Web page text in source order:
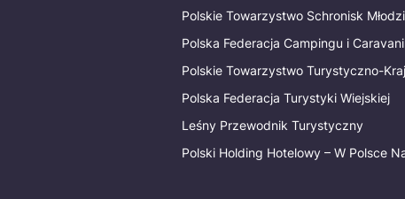
Polskie Towarzystwo Schronisk
Polska Federacja Campingu i
Polskie Towarzystwo Turystyczno-
Polska Federacja Turystyki Wiejskiej
Leśny Przewodnik Turystyczny
Polski Holding Hotelowy – W Polsce